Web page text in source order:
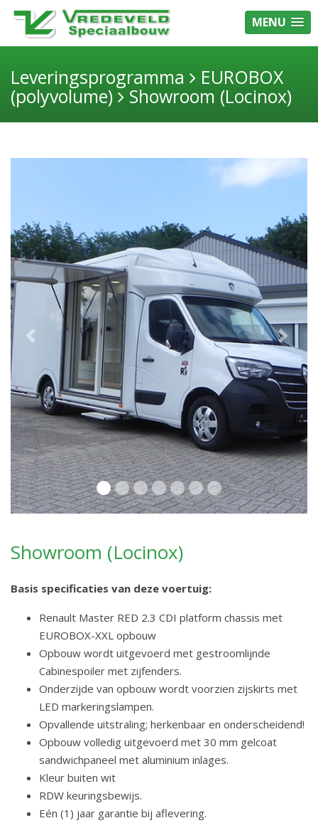
MENU
Leveringsprogramma EUROBOX
(polyvolume) Showroom (Locinox)
Previous Next
Showroom (Locinox)
Basis specificaties van deze voertuig:
Renault Master RED 2.3 CDI platform chassis met
EUROBOX-XXL opbouw
Opbouw wordt uitgevoerd met gestroomlijnde
Cabinespoiler met zijfenders.
Onderzijde van opbouw wordt voorzien zijskirts met
LED markeringslampen.
Opvallende uitstraling; herkenbaar en onderscheidend!
Opbouw volledig uitgevoerd met 30 mm gelcoat
sandwichpaneel met aluminium inlages.
Kleur buiten wit
RDW keuringsbewijs.
Eén (1) jaar garantie bij aflevering.